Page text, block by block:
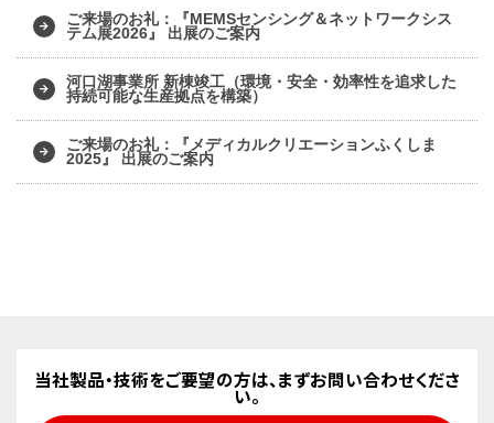
ご来場のお礼：『MEMSセンシング＆ネットワークシス
テム展2026』 出展のご案内
河口湖事業所 新棟竣工（環境・安全・効率性を追求した
持続可能な生産拠点を構築）
ご来場のお礼：『メディカルクリエーションふくしま
2025』 出展のご案内
当社製品・技術をご要望の方は、まずお問い合わせくださ
い。